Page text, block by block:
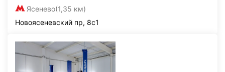
Ясенево(1,35 км)
Новоясеневский пр, 8с1